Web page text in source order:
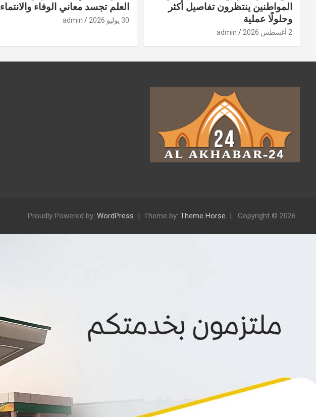
المواطنين ينتظرون تفاصيل أكثر
وحلولًا عملية
2 أغسطس 2026 admin
العلم تجسد معاني الوفاء والانتماء
30 يوليو 2026 admin
Copyright © 2026
Theme by: Theme Horse
Proudly Powered by: WordPress